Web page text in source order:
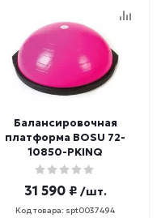
Балансировочная
платформа BOSU 72-
10850-PKINQ
31 590 ₽ /шт.
Код товара: spt0037494